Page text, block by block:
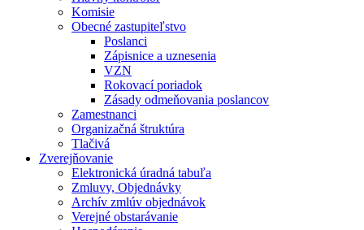
Komisie
Obecné zastupiteľstvo
Poslanci
Zápisnice a uznesenia
VZN
Rokovací poriadok
Zásady odmeňovania poslancov
Zamestnanci
Organizačná štruktúra
Tlačivá
Zverejňovanie
Elektronická úradná tabuľa
Zmluvy, Objednávky
Archív zmlúv objednávok
Verejné obstarávanie